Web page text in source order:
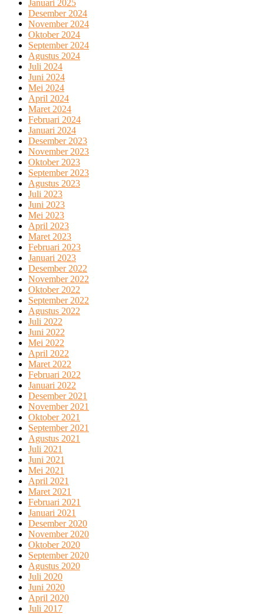
Januari 2025
Desember 2024
November 2024
Oktober 2024
September 2024
Agustus 2024
Juli 2024
Juni 2024
Mei 2024
April 2024
Maret 2024
Februari 2024
Januari 2024
Desember 2023
November 2023
Oktober 2023
September 2023
Agustus 2023
Juli 2023
Juni 2023
Mei 2023
April 2023
Maret 2023
Februari 2023
Januari 2023
Desember 2022
November 2022
Oktober 2022
September 2022
Agustus 2022
Juli 2022
Juni 2022
Mei 2022
April 2022
Maret 2022
Februari 2022
Januari 2022
Desember 2021
November 2021
Oktober 2021
September 2021
Agustus 2021
Juli 2021
Juni 2021
Mei 2021
April 2021
Maret 2021
Februari 2021
Januari 2021
Desember 2020
November 2020
Oktober 2020
September 2020
Agustus 2020
Juli 2020
Juni 2020
April 2020
Juli 2017